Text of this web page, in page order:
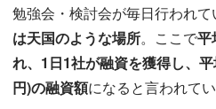
勉強会・検討会が毎日行われて
は天国のような場所。ここで平
れ、1日1社が融資を獲得し、
円)の融資額になると言われて